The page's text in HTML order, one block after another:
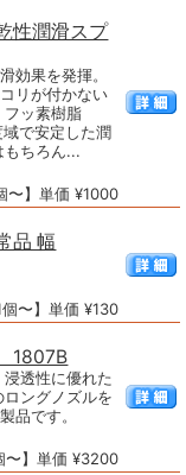
性潤滑スプ
効果を発揮。
リが付かない
フッ素樹脂
で安定した潤
もちろん...
〜】単価 ¥1000
品 幅
個〜】単価 ¥130
1807B
透性に優れた
ングノズルを
品です。
〜】単価 ¥3200